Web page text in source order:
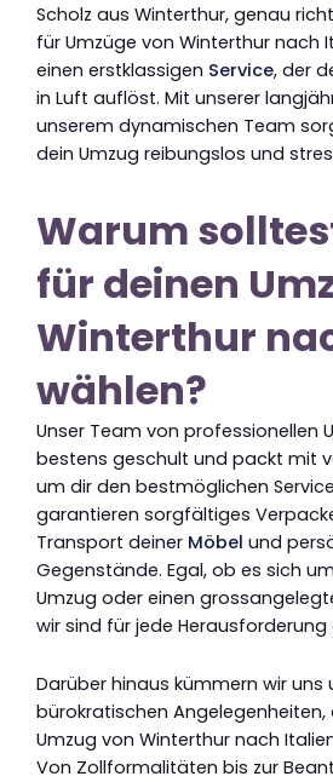
Scholz aus Winterthur, genau
für Umzüge von Winterthur nach
einen erstklassigen Service, der
in Luft auflöst. Mit unserer
unserem dynamischen Team
dein Umzug reibungslos und
Warum
für deinen
Winterthur
wählen?
Unser Team von professionellen
bestens geschult und packt mit
um dir den bestmöglichen
garantieren sorgfältiges
Transport deiner Möbel und
Gegenstände. Egal, ob es sich
Umzug oder einen
wir sind für jede Herausforderung
Darüber hinaus kümmern wir uns
bürokratischen
Umzug von Winterthur nach
Von Zollformalitäten bis zur